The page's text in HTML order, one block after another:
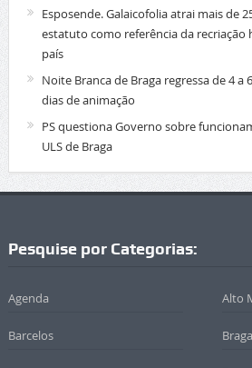
Esposende. Galaicofolia atrai mais de
estatuto como referência da recriação
país
Noite Branca de Braga regressa de 4
dias de animação
PS questiona Governo sobre
ULS de Braga
Pesquise por Categorias:
Agenda Alto
Barcelos Braga